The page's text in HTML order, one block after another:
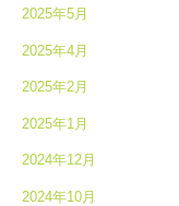
2025年5月
2025年4月
2025年2月
2025年1月
2024年12月
2024年10月